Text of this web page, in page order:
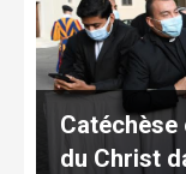
Catéchèse
du Christ